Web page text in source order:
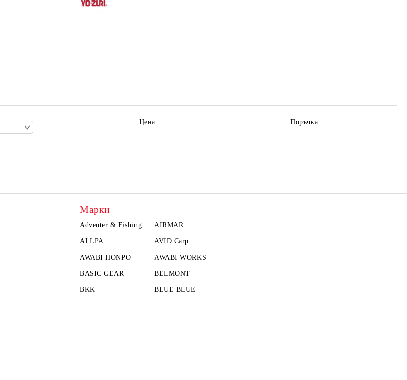
Цена
Поръчка
Марки
Adventer & Fishing AIRMAR
ALLPA AVID Carp
AWABI HONPO AWABI WORKS
BASIC GEAR BELMONT
BKK BLUE BLUE